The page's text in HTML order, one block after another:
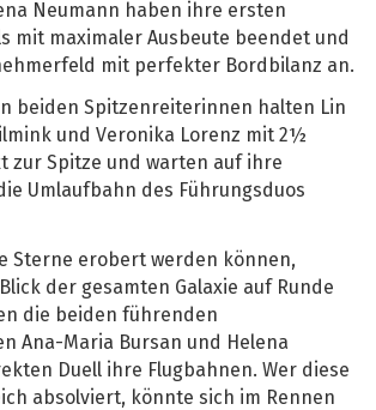
Neumann haben ihre ersten
mit maximaler Ausbeute beendet und
mit perfekter Bordbilanz an.
beiden Spitzenreiterinnen halten Lin
und Veronika Lorenz mit 2½
zur Spitze und warten auf ihre
Umlaufbahn des Führungsduos
Sterne erobert werden können,
der gesamten Galaxie auf Runde
die beiden führenden
Ana-Maria Bursan und Helena
Duell ihre Flugbahnen. Wer diese
absolviert, könnte sich im Rennen